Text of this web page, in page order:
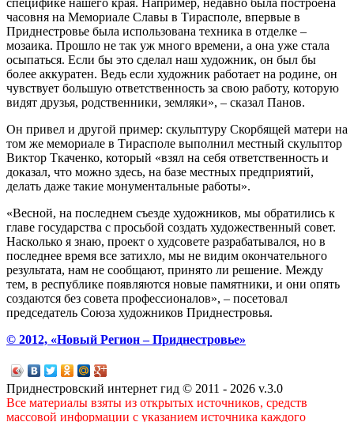
часовня на Мемориале Славы в Тирасполе, впервые в
Приднестровье была использована техника в отделке –
мозаика. Прошло не так уж много времени, а она уже стала
осыпаться. Если бы это сделал наш художник, он был бы
более аккуратен. Ведь если художник работает на родине, он
чувствует большую ответственность за свою работу, которую
видят друзья, родственники, земляки», – сказал Панов.
Он привел и другой пример: скульптуру Скорбящей матери на
том же мемориале в Тирасполе выполнил местный скульптор
Виктор Ткаченко, который «взял на себя ответственность и
доказал, что можно здесь, на базе местных предприятий,
делать даже такие монументальные работы».
«Весной, на последнем съезде художников, мы обратились к
главе государства с просьбой создать художественный совет.
Насколько я знаю, проект о худсовете разрабатывался, но в
последнее время все затихло, мы не видим окончательного
результата, нам не сообщают, принято ли решение. Между
тем, в республике появляются новые памятники, и они опять
создаются без совета профессионалов», – посетовал
председатель Союза художников Приднестровья.
© 2012, «Новый Регион – Приднестровье»
Приднестровский интернет гид © 2011 - 2026 v.3.0
Все материалы взяты из открытых источников, средств
массовой информации с указанием источника каждого